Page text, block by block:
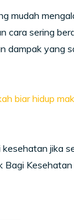
mudah
cara sering
dampak yang
biar hidup
jika
Bagi